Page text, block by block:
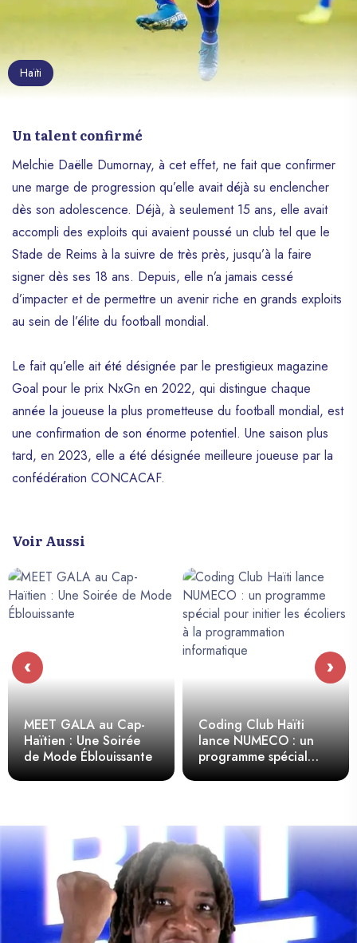
Haïti
Un talent confirmé
Melchie Daëlle Dumornay, à cet effet, ne fait que confirmer
une marge de progression qu’elle avait déjà su enclencher
dès son adolescence. Déjà, à seulement 15 ans, elle avait
accompli des exploits qui avaient poussé un club tel que le
Stade de Reims à la suivre de très près, jusqu’à la faire
signer dès ses 18 ans. Depuis, elle n’a jamais cessé
d’impacter et de permettre un avenir riche en grands exploits
au sein de l’élite du football mondial.
Le fait qu’elle ait été désignée par le prestigieux magazine
Goal pour le prix NxGn en 2022, qui distingue chaque
année la joueuse la plus prometteuse du football mondial, est
une confirmation de son énorme potentiel. Une saison plus
tard, en 2023, elle a été désignée meilleure joueuse par la
confédération CONCACAF.
Voir Aussi
MEET GALA au Cap-
Haïtien : Une Soirée
de Mode Éblouissante
Coding Club Haïti
lance NUMECO : un
programme spécial
pour initier les écoliers
‹ ›